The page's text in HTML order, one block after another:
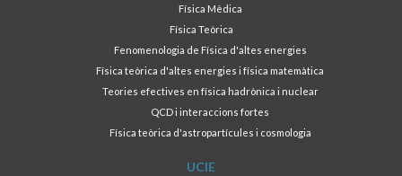
Física Mèdica
Física Teòrica
Fenomenologia de Física d'altes energies
Física teòrica d'altes energies i física matemàtica
Teories efectives en física hadrònica i nuclear
QCD i interaccions fortes
Física teòrica d'astropartícules i cosmologia
UCIE